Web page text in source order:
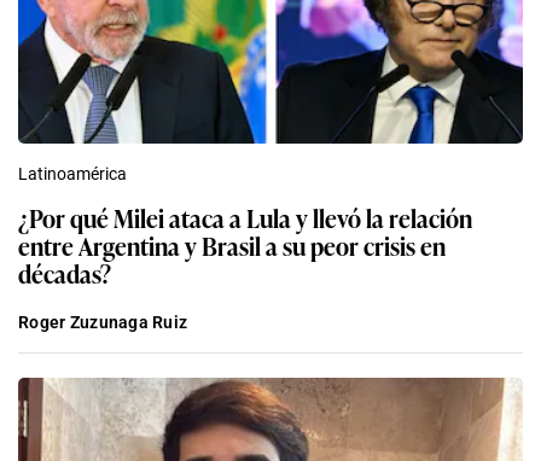
Latinoamérica
¿Por qué Milei ataca a Lula y llevó la relación
entre Argentina y Brasil a su peor crisis en
décadas?
Roger Zuzunaga Ruiz